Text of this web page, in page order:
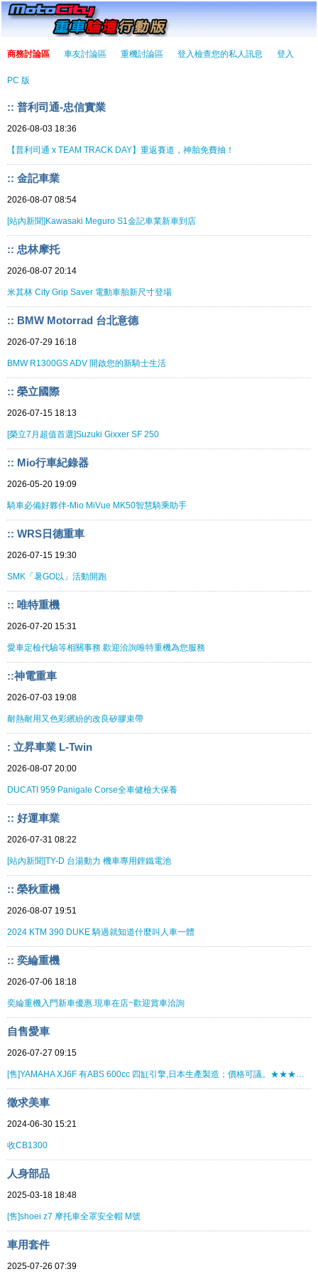
商務討論區 車友討論區 重機討論區 登入檢查您的私人訊息 登入
PC 版
:: 普利司通-忠信實業
2026-08-03 18:36
【普利司通 x TEAM TRACK DAY】重返賽道，神胎免費抽！
:: 金記車業
2026-08-07 08:54
[站內新聞]Kawasaki Meguro S1金記車業新車到店
:: 忠林摩托
2026-08-07 20:14
米其林 City Grip Saver 電動車胎新尺寸登場
:: BMW Motorrad 台北意德
2026-07-29 16:18
BMW R1300GS ADV 開啟您的新騎士生活
:: 榮立國際
2026-07-15 18:13
[榮立7月超值首選]Suzuki Gixxer SF 250
:: Mio行車紀錄器
2026-05-20 19:09
騎車必備好夥伴-Mio MiVue MK50智慧騎乘助手
:: WRS日德重車
2026-07-15 19:30
SMK「暑GO以」活動開跑
:: 唯特重機
2026-07-20 15:31
愛車定檢代驗等相關事務.歡迎洽詢唯特重機為您服務
::神電重車
2026-07-03 19:08
耐熱耐用又色彩繽紛的改良矽膠束帶
: 立昇車業 L-Twin
2026-08-07 20:00
DUCATI 959 Panigale Corse全車健檢大保養
:: 好運車業
2026-07-31 08:22
[站內新聞]TY-D 台湯動力 機車專用鋰鐵電池
:: 榮秋重機
2026-08-07 19:51
2024 KTM 390 DUKE 騎過就知道什麼叫人車一體
:: 奕綸重機
2026-07-06 18:18
奕綸重機入門新車優惠.現車在店~歡迎賞車洽詢
自售愛車
2026-07-27 09:15
[售]YAMAHA XJ6F 有ABS 600cc 四缸引擎,日本生產製造；價格可議。★★★★★★★★
徵求美車
2024-06-30 15:21
收CB1300
人身部品
2025-03-18 18:48
[售]shoei z7 摩托車全罩安全帽 M號
車用套件
2025-07-26 07:39